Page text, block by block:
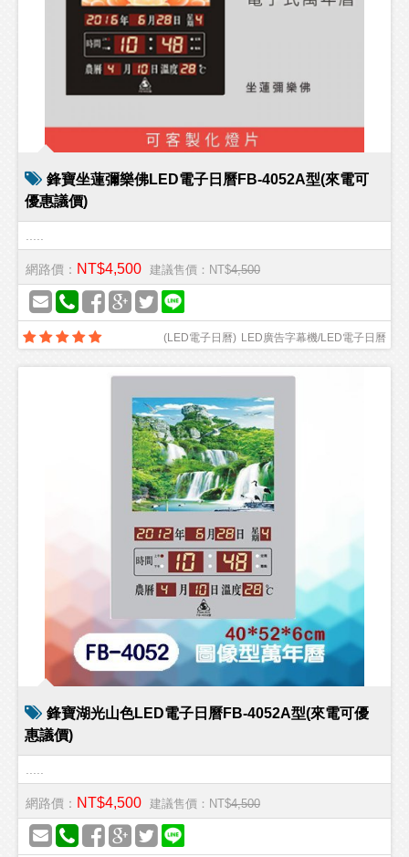
鋒寶坐蓮彌樂佛LED電子日曆FB-4052A型(來電可
優惠議價)
網路價： NT$4,500 建議售價：NT$4,500
LED廣告字幕機/LED電子日曆
(LED電子日曆)
鋒寶湖光山色LED電子日曆FB-4052A型(來電可優
惠議價)
網路價： NT$4,500 建議售價：NT$4,500